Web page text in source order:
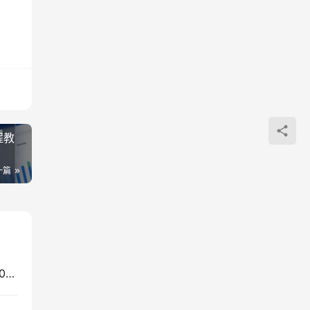
教
篇
番茄小说自动化G机阅读实操，电脑解放双手变现300方法副业新思路